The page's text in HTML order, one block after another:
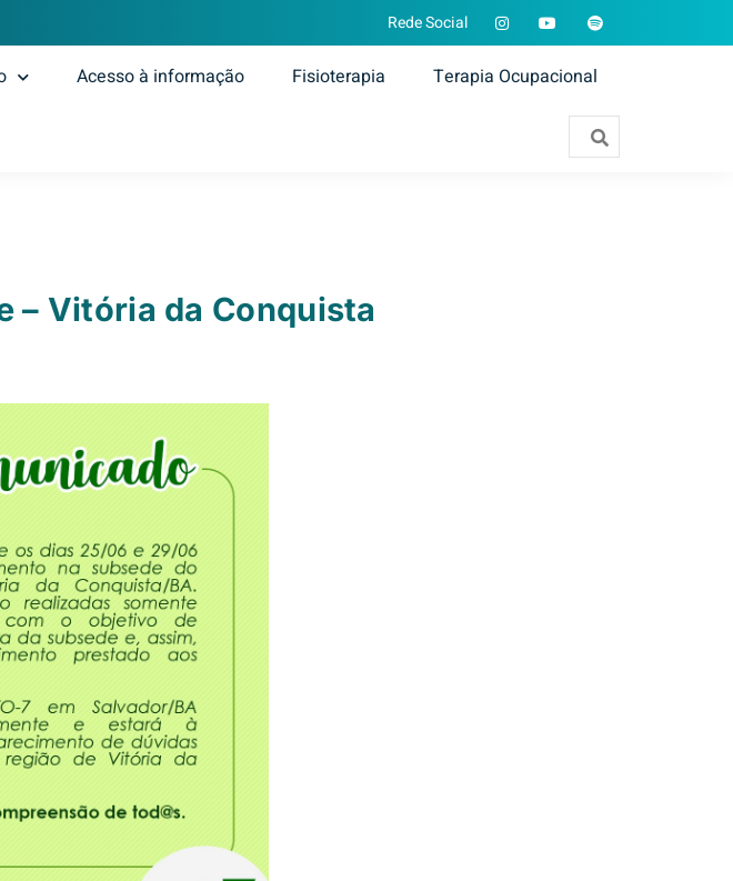
Rede Social
Acesso à informação Fisioterapia Terapia Ocupacional
– Vitória da Conquista